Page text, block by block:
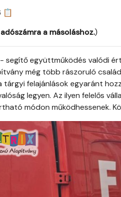
📋
a másoláshoz.)
segítő együttműködés valódi
még több rászoruló
felajánlások egyaránt
legyen. Az ilyen felelős
módon működhessenek.